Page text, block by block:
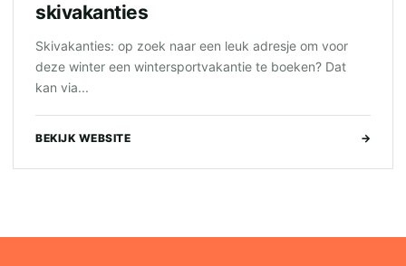
skivakanties
Skivakanties: op zoek naar een leuk adresje om voor
deze winter een wintersportvakantie te boeken? Dat
kan via...
BEKIJK WEBSITE →